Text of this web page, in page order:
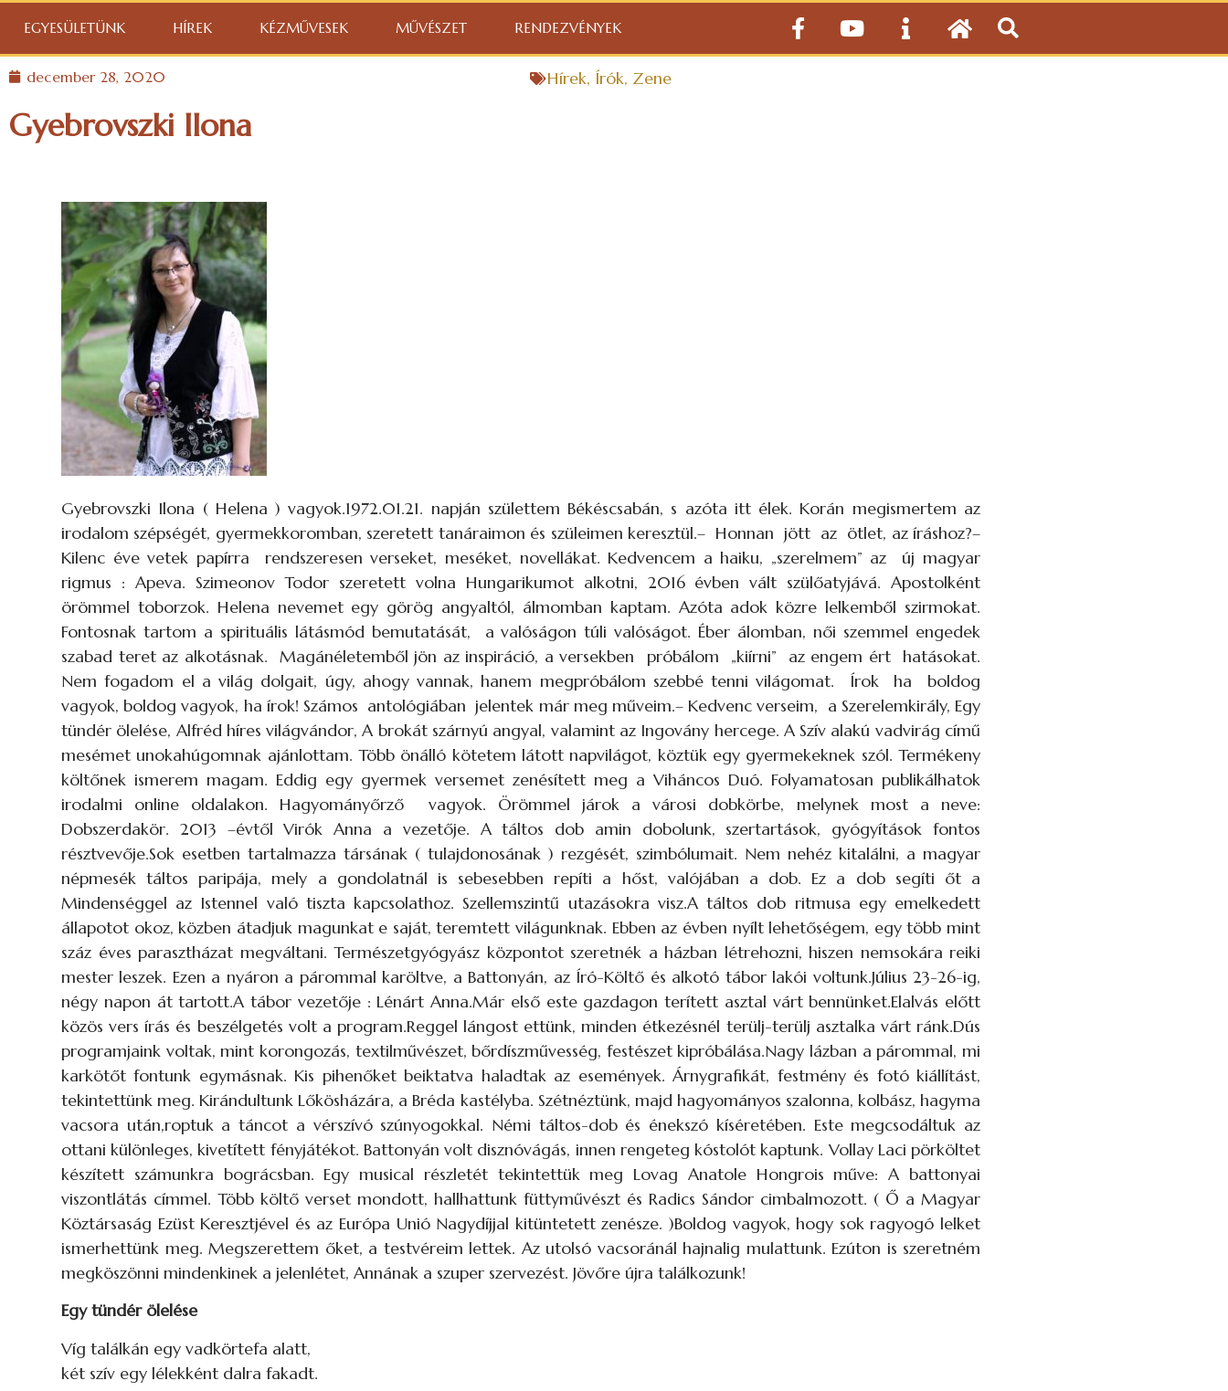
EGYESÜLETÜNK HÍREK KÉZMŰVESEK MŰVÉSZET RENDEZVÉNYEK
december 28, 2020
Gyebrovszki Ilona
Hírek, Írók, Zene
Gyebrovszki Ilona ( Helena ) vagyok.1972.01.21. napján születtem Békéscsabán, s azóta itt élek. Korán megismertem az
irodalom szépségét, gyermekkoromban, szeretett tanáraimon és szüleimen keresztül.– Honnan jött az ötlet, az íráshoz?–
Kilenc éve vetek papírra rendszeresen verseket, meséket, novellákat. Kedvencem a haiku, „szerelmem” az új magyar
rigmus : Apeva. Szimeonov Todor szeretett volna Hungarikumot alkotni, 2016 évben vált szülőatyjává. Apostolként
örömmel toborzok. Helena nevemet egy görög angyaltól, álmomban kaptam. Azóta adok közre lelkemből szirmokat.
Fontosnak tartom a spirituális látásmód bemutatását, a valóságon túli valóságot. Éber álomban, női szemmel engedek
szabad teret az alkotásnak. Magánéletemből jön az inspiráció, a versekben próbálom „kiírni” az engem ért hatásokat.
Nem fogadom el a világ dolgait, úgy, ahogy vannak, hanem megpróbálom szebbé tenni világomat. Írok ha boldog
vagyok, boldog vagyok, ha írok! Számos antológiában jelentek már meg műveim.– Kedvenc verseim, a Szerelemkirály, Egy
tündér ölelése, Alfréd híres világvándor, A brokát szárnyú angyal, valamint az Ingovány hercege. A Szív alakú vadvirág című
mesémet unokahúgomnak ajánlottam. Több önálló kötetem látott napvilágot, köztük egy gyermekeknek szól. Termékeny
költőnek ismerem magam. Eddig egy gyermek versemet zenésített meg a Viháncos Duó. Folyamatosan publikálhatok
irodalmi online oldalakon. Hagyományőrző vagyok. Örömmel járok a városi dobkörbe, melynek most a neve:
Dobszerdakör. 2013 –évtől Virók Anna a vezetője. A táltos dob amin dobolunk, szertartások, gyógyítások fontos
résztvevője.Sok esetben tartalmazza társának ( tulajdonosának ) rezgését, szimbólumait. Nem nehéz kitalálni, a magyar
népmesék táltos paripája, mely a gondolatnál is sebesebben repíti a hőst, valójában a dob. Ez a dob segíti őt a
Mindenséggel az Istennel való tiszta kapcsolathoz. Szellemszintű utazásokra visz.A táltos dob ritmusa egy emelkedett
állapotot okoz, közben átadjuk magunkat e saját, teremtett világunknak. Ebben az évben nyílt lehetőségem, egy több mint
száz éves parasztházat megváltani. Természetgyógyász központot szeretnék a házban létrehozni, hiszen nemsokára reiki
mester leszek. Ezen a nyáron a párommal karöltve, a Battonyán, az Író-Költő és alkotó tábor lakói voltunk.Július 23-26-ig,
négy napon át tartott.A tábor vezetője : Lénárt Anna.Már első este gazdagon terített asztal várt bennünket.Elalvás előtt
közös vers írás és beszélgetés volt a program.Reggel lángost ettünk, minden étkezésnél terülj-terülj asztalka várt ránk.Dús
programjaink voltak, mint korongozás, textilművészet, bőrdíszművesség, festészet kipróbálása.Nagy lázban a párommal, mi
karkötőt fontunk egymásnak. Kis pihenőket beiktatva haladtak az események. Árnygrafikát, festmény és fotó kiállítást,
tekintettünk meg. Kirándultunk Lőkösházára, a Bréda kastélyba. Szétnéztünk, majd hagyományos szalonna, kolbász, hagyma
vacsora után,roptuk a táncot a vérszívó szúnyogokkal. Némi táltos-dob és énekszó kíséretében. Este megcsodáltuk az
ottani különleges, kivetített fényjátékot. Battonyán volt disznóvágás, innen rengeteg kóstolót kaptunk. Vollay Laci pörköltet
készített számunkra bográcsban. Egy musical részletét tekintettük meg Lovag Anatole Hongrois műve: A battonyai
viszontlátás címmel. Több költő verset mondott, hallhattunk füttyművészt és Radics Sándor cimbalmozott. ( Ő a Magyar
Köztársaság Ezüst Keresztjével és az Európa Unió Nagydíjjal kitüntetett zenésze. )Boldog vagyok, hogy sok ragyogó lelket
ismerhettünk meg. Megszerettem őket, a testvéreim lettek. Az utolsó vacsoránál hajnalig mulattunk. Ezúton is szeretném
megköszönni mindenkinek a jelenlétet, Annának a szuper szervezést. Jövőre újra találkozunk!
Egy tündér ölelése
Víg találkán egy vadkörtefa alatt,
két szív egy lélekként dalra fakadt.